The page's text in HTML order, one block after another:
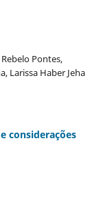
Pontes,
Larissa Haber Jeha
considerações